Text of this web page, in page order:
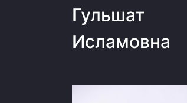
Дивизион
Динамо
Гульшат
Исламовна